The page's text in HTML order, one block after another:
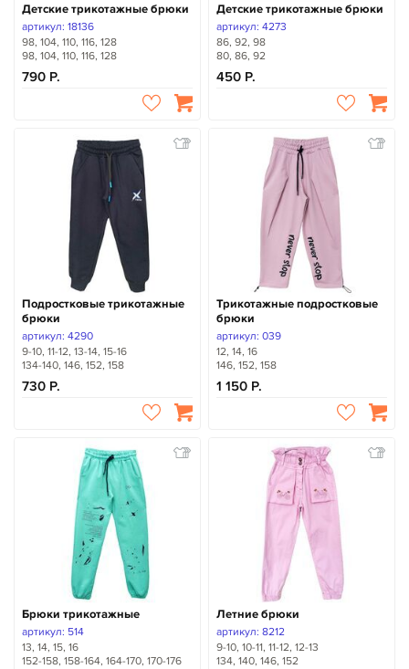
Детские трикотажные брюки
артикул: 18136
98, 104, 110, 116, 128
98, 104, 110, 116, 128
790
Детские трикотажные брюки
артикул: 4273
86, 92, 98
80, 86, 92
450
Подростковые трикотажные
брюки
артикул: 4290
9-10, 11-12, 13-14, 15-16
134-140, 146, 152, 158
730
Трикотажные подростковые
брюки
артикул: 039
12, 14, 16
146, 152, 158
1 150
Брюки трикотажные
артикул: 514
13, 14, 15, 16
152-158, 158-164, 164-170, 170-176
Летние брюки
артикул: 8212
9-10, 10-11, 11-12, 12-13
134, 140, 146, 152